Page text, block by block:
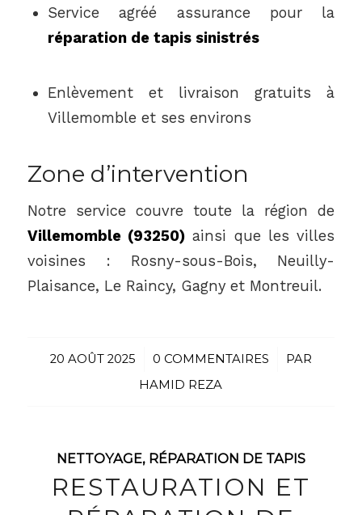
Service agréé assurance pour la
réparation de tapis sinistrés
Enlèvement et livraison gratuits à
Villemomble et ses environs
Zone d’intervention
Notre service couvre toute la région de
Villemomble (93250)ainsi que les villes
voisines : Rosny-sous-Bois, Neuilly-
Plaisance, Le Raincy, Gagny et Montreuil.
20 AOÛT 2025
/ 0 COMMENTAIRES
/
PAR
HAMID REZA
NETTOYAGE, RÉPARATION DE TAPIS
RESTAURATION ET